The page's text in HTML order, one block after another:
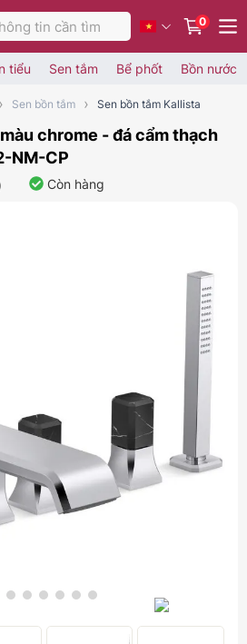
0
tiểu Sen tắm Bể phốt Bồn nước
Sen bồn tắm Sen bồn tắm Kallista
chrome - đá cẩm thạch
NM-CP
Còn hàng